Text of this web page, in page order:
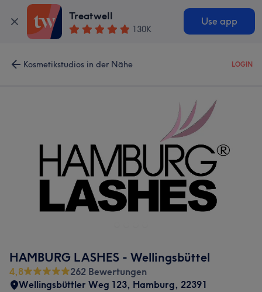
Treatwell
130K
Use app
Kosmetikstudios in der Nähe LOGIN
HAMBURG LASHES - Wellingsbüttel
4,8
262 Bewertungen
Wellingsbüttler Weg 123, Hamburg, 22391